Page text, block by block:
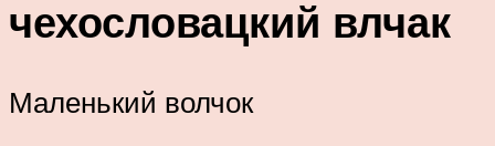
чехословацкий влчак
Маленький волчок